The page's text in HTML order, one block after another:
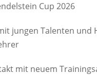
Cup 2026
jungen Talenten und
mit neuem